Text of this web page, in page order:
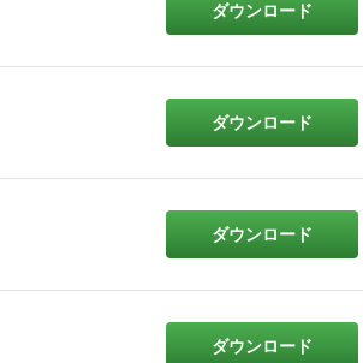
ダウンロード
ダウンロード
ダウンロード
ダウンロード